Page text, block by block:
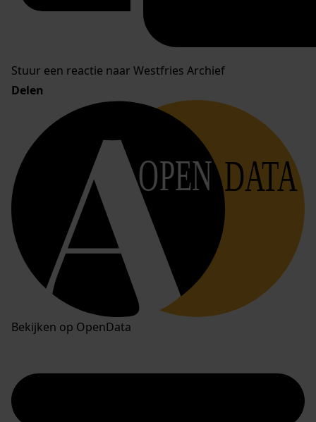
Stuur een reactie naar Westfries Archief
Delen
OPEN DATA
Bekijken op OpenData